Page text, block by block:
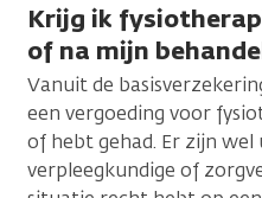
Krijg ik
of na mijn
Vanuit de
een vergoeding voor
of hebt gehad. Er zijn
verpleegkundige of